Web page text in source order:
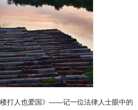
打人也爱国》——记一位法律人士眼中的